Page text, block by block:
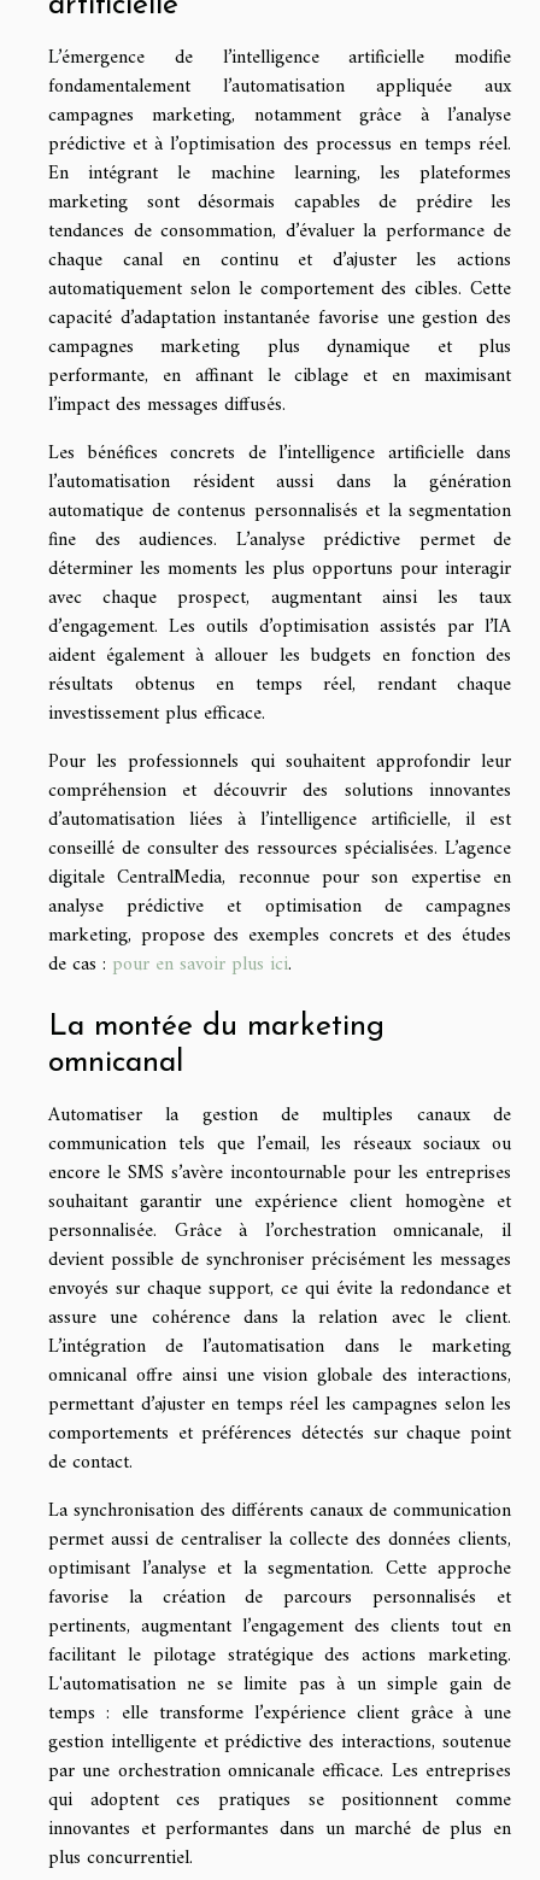
L’émergence de l’intelligence artificielle modifie
fondamentalement l’automatisation appliquée aux
campagnes marketing, notamment grâce à l’analyse
prédictive et à l’optimisation des processus en temps réel.
En intégrant le machine learning, les plateformes
marketing sont désormais capables de prédire les
tendances de consommation, d’évaluer la performance de
chaque canal en continu et d’ajuster les actions
automatiquement selon le comportement des cibles. Cette
capacité d’adaptation instantanée favorise une gestion des
campagnes marketing plus dynamique et plus
performante, en affinant le ciblage et en maximisant
l’impact des messages diffusés.
Les bénéfices concrets de l’intelligence artificielle dans
l’automatisation résident aussi dans la génération
automatique de contenus personnalisés et la segmentation
fine des audiences. L’analyse prédictive permet de
déterminer les moments les plus opportuns pour interagir
avec chaque prospect, augmentant ainsi les taux
d’engagement. Les outils d’optimisation assistés par l’IA
aident également à allouer les budgets en fonction des
résultats obtenus en temps réel, rendant chaque
investissement plus efficace.
Pour les professionnels qui souhaitent approfondir leur
compréhension et découvrir des solutions innovantes
d’automatisation liées à l’intelligence artificielle, il est
conseillé de consulter des ressources spécialisées. L’agence
digitale CentralMedia, reconnue pour son expertise en
analyse prédictive et optimisation de campagnes
marketing, propose des exemples concrets et des études
de cas : pour en savoir plus ici.
La montée du marketing
omnicanal
Automatiser la gestion de multiples canaux de
communication tels que l’email, les réseaux sociaux ou
encore le SMS s’avère incontournable pour les entreprises
souhaitant garantir une expérience client homogène et
personnalisée. Grâce à l’orchestration omnicanale, il
devient possible de synchroniser précisément les messages
envoyés sur chaque support, ce qui évite la redondance et
assure une cohérence dans la relation avec le client.
L’intégration de l’automatisation dans le marketing
omnicanal offre ainsi une vision globale des interactions,
permettant d’ajuster en temps réel les campagnes selon les
comportements et préférences détectés sur chaque point
de contact.
La synchronisation des différents canaux de communication
permet aussi de centraliser la collecte des données clients,
optimisant l’analyse et la segmentation. Cette approche
favorise la création de parcours personnalisés et
pertinents, augmentant l’engagement des clients tout en
facilitant le pilotage stratégique des actions marketing.
L'automatisation ne se limite pas à un simple gain de
temps : elle transforme l’expérience client grâce à une
gestion intelligente et prédictive des interactions, soutenue
par une orchestration omnicanale efficace. Les entreprises
qui adoptent ces pratiques se positionnent comme
innovantes et performantes dans un marché de plus en
plus concurrentiel.